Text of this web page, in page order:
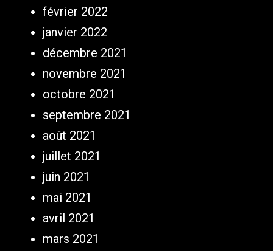
février 2022
janvier 2022
décembre 2021
novembre 2021
octobre 2021
septembre 2021
août 2021
juillet 2021
juin 2021
mai 2021
avril 2021
mars 2021